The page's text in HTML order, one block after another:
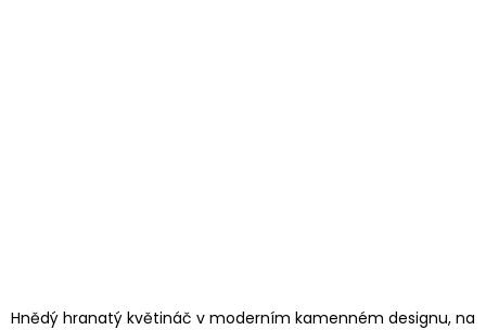
Hnědý hranatý květináč v moderním kamenném designu, na